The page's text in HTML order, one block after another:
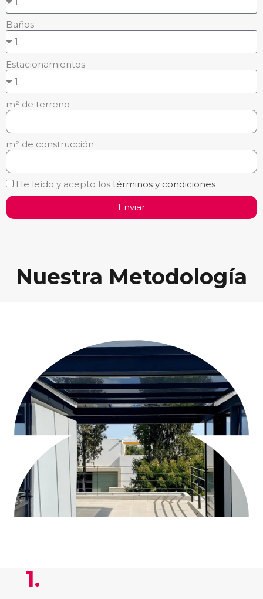
Baños
Estacionamientos
m² de terreno
m² de construcción
He leído y acepto los términos y condiciones
Enviar
Nuestra Metodología
1.